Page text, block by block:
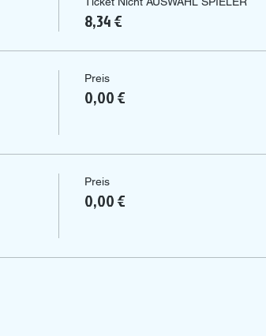
8,34 €
Preis
0,00 €
Preis
0,00 €